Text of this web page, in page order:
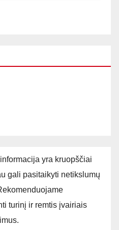
yra kruopščiai
gali pasitaikyti netikslumų
turinį ir remtis įvairiais